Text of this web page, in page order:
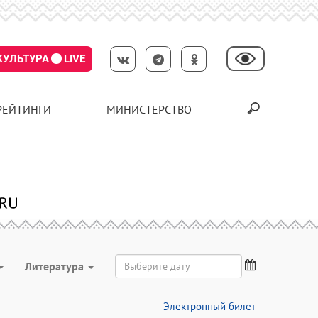
LIVE
МИНИСТЕРСТВО
Литература
Электронный билет